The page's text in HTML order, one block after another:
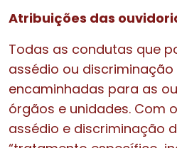
Atribuições das
Todas as condutas que
assédio ou
encaminhadas para as
órgãos e unidades. Com
assédio e discriminação